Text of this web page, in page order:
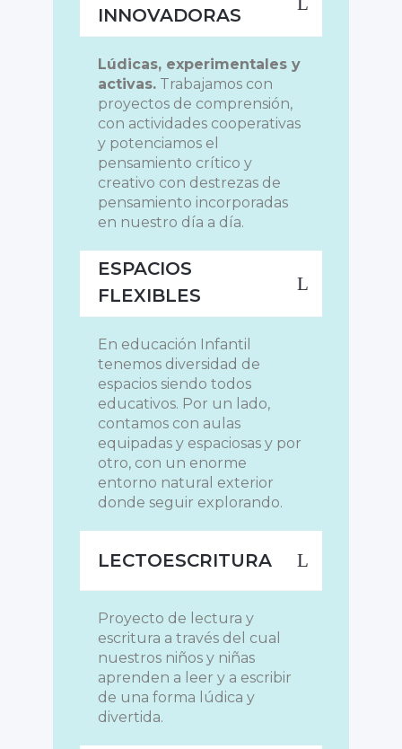
INNOVADORAS
Lúdicas, experimentales y
activas. Trabajamos con
proyectos de comprensión,
con actividades cooperativas
y potenciamos el
pensamiento crítico y
creativo con destrezas de
pensamiento incorporadas
en nuestro día a día.
ESPACIOS
FLEXIBLES
En educación Infantil
tenemos diversidad de
espacios siendo todos
educativos. Por un lado,
contamos con aulas
equipadas y espaciosas y por
otro, con un enorme
entorno natural exterior
donde seguir explorando.
LECTOESCRITURA
Proyecto de lectura y
escritura a través del cual
nuestros niños y niñas
aprenden a leer y a escribir
de una forma lúdica y
divertida.